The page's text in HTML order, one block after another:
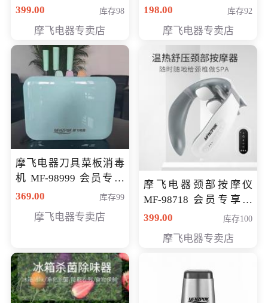
元
399.00 库存98
摩飞电器专卖店
198.00
库存92
摩飞电器专卖店
摩飞电器刀具菜板消毒
机 MF-98999 会员专享
价286元
369.00 库存99
摩飞电器专卖店
摩飞电器颈部按摩仪
MF-98718 会员专享价
299元
399.00 库存100
摩飞电器专卖店